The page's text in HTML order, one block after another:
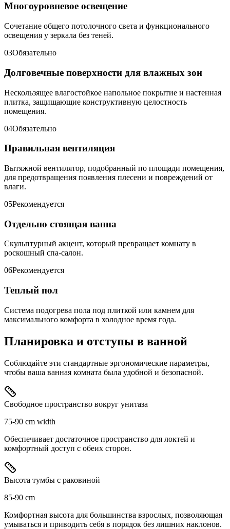
Многоуровневое освещение
Сочетание общего потолочного света и функционального
освещения у зеркала без теней.
03Обязательно
Долговечные поверхности для влажных зон
Нескользящее влагостойкое напольное покрытие и настенная
плитка, защищающие конструктивную целостность
помещения.
04Обязательно
Правильная вентиляция
Вытяжной вентилятор, подобранный по площади помещения,
для предотвращения появления плесени и повреждений от
влаги.
05Рекомендуется
Отдельно стоящая ванна
Скульптурный акцент, который превращает комнату в
роскошный спа-салон.
06Рекомендуется
Теплый пол
Система подогрева пола под плиткой или камнем для
максимального комфорта в холодное время года.
Планировка и отступы в ванной
Соблюдайте эти стандартные эргономические параметры,
чтобы ваша ванная комната была удобной и безопасной.
Свободное пространство вокруг унитаза
75-90 cm width
Обеспечивает достаточное пространство для локтей и
комфортный доступ с обеих сторон.
Высота тумбы с раковиной
85-90 cm
Комфортная высота для большинства взрослых, позволяющая
умываться и приводить себя в порядок без лишних наклонов.